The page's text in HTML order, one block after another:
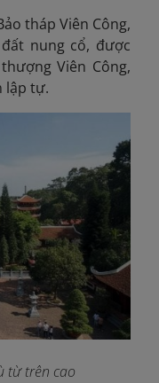
tháp Viên Công,
nung cổ, được
Viên Công,
lập tự.
từ trên cao